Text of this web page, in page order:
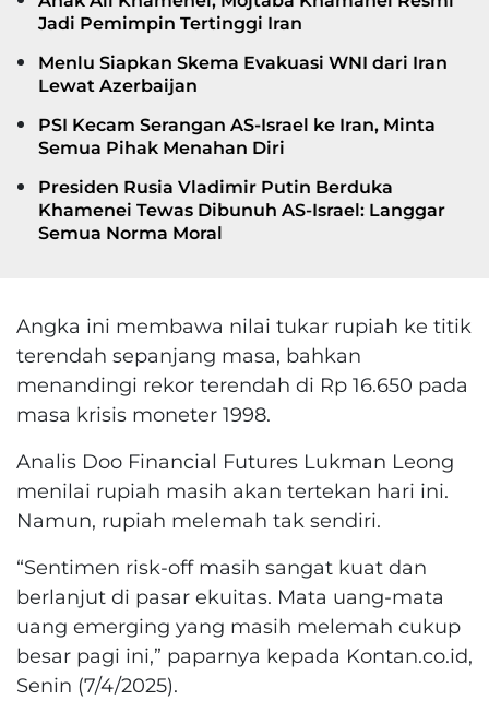
Jadi Pemimpin Tertinggi Iran
Menlu Siapkan Skema Evakuasi WNI dari Iran
Lewat Azerbaijan
PSI Kecam Serangan AS-Israel ke Iran, Minta
Semua Pihak Menahan Diri
Presiden Rusia Vladimir Putin Berduka
Khamenei Tewas Dibunuh AS-Israel: Langgar
Semua Norma Moral
Angka ini membawa nilai tukar rupiah ke titik
terendah sepanjang masa, bahkan
menandingi rekor terendah di Rp 16.650 pada
masa krisis moneter 1998.
Analis Doo Financial Futures Lukman Leong
menilai rupiah masih akan tertekan hari ini.
Namun, rupiah melemah tak sendiri.
“Sentimen risk-off masih sangat kuat dan
berlanjut di pasar ekuitas. Mata uang-mata
uang emerging yang masih melemah cukup
besar pagi ini,” paparnya kepada Kontan.co.id,
Senin (7/4/2025).